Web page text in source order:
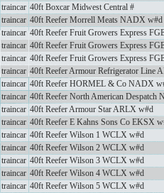
traincar 40ft Boxcar Midwest Central #
traincar 40ft Reefer Morrell Meats NADX w#d
traincar 40ft Reefer Fruit Growers Express
traincar 40ft Reefer Fruit Growers Express
traincar 40ft Reefer Fruit Growers Express
traincar 40ft Reefer Armour Refrigerator Line
traincar 40ft Reefer HORMEL & Co NADX
traincar 40ft Reefer North American Despatch
traincar 40ft Reefer Armour Star ARLX w#d
traincar 40ft Reefer E Kahns Sons Co EKSX
traincar 40ft Reefer Wilson 1 WCLX w#d
traincar 40ft Reefer Wilson 2 WCLX w#d
traincar 40ft Reefer Wilson 3 WCLX w#d
traincar 40ft Reefer Wilson 4 WCLX w#d
traincar 40ft Reefer Wilson 5 WCLX w#d